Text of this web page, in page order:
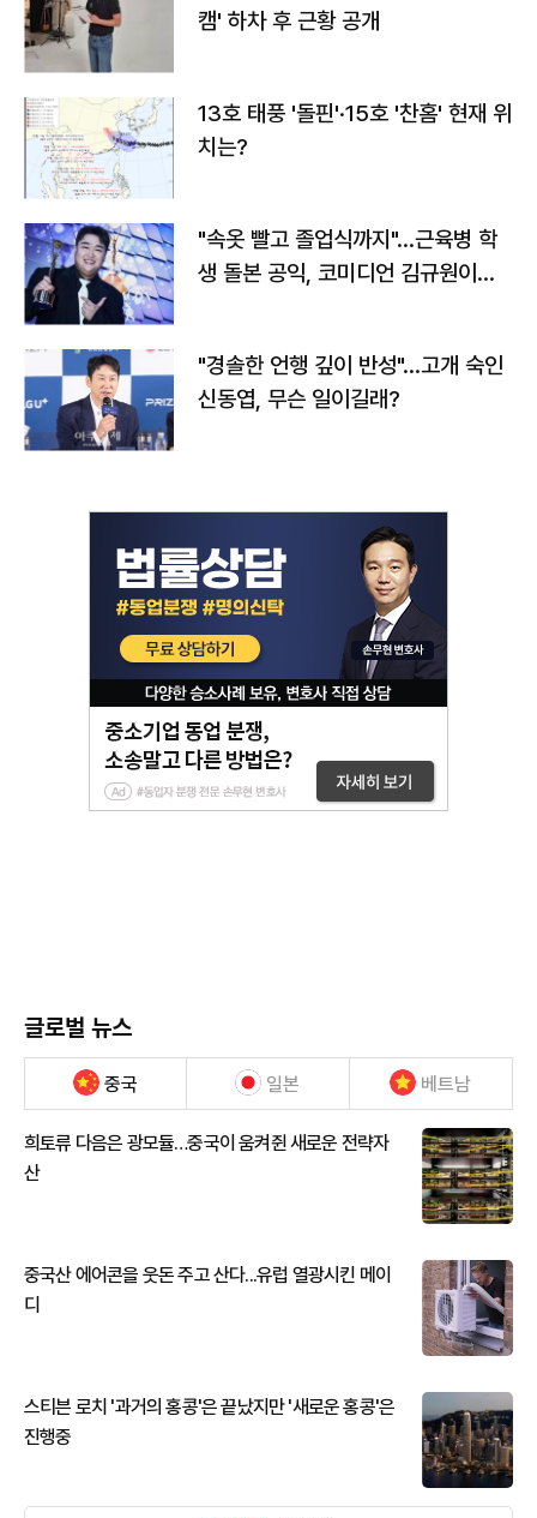
캠' 하차 후 근황 공개
13호 태풍 '돌핀'·15호 '찬홈' 현재 위
치는?
"속옷 빨고 졸업식까지"…근육병 학
생 돌본 공익, 코미디언 김규원이었
"경솔한 언행 깊이 반성"…고개 숙인
신동엽, 무슨 일이길래?
글로벌 뉴스
중국 일본 베트남
희토류 다음은 광모듈…중국이 움켜쥔 새로운 전략자
산
중국산 에어콘을 웃돈 주고 산다...유럽 열광시킨 메이
디
스티븐 로치 '과거의 홍콩'은 끝났지만 '새로운 홍콩'은
진행중